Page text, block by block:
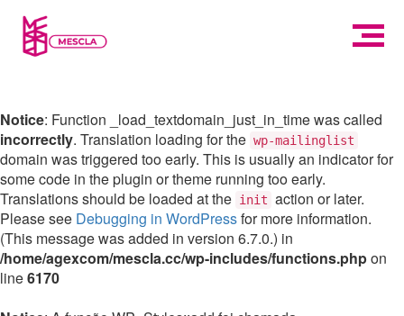
Notice: Function _load_textdomain_just_in_time was called
incorrectly. Translation loading for the wp-mailinglist
domain was triggered too early. This is usually an indicator for
some code in the plugin or theme running too early.
Translations should be loaded at the init action or later.
Please see Debugging in WordPressfor more information.
(This message was added in version 6.7.0.) in
/home/agexcom/mescla.cc/wp-includes/functions.phpon
line6170